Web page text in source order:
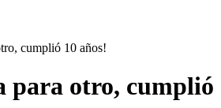
cumplió 10 años!
para otro, cumplió